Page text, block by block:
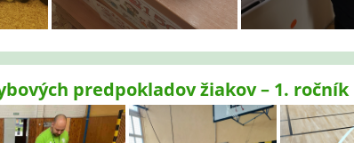
predpokladov žiakov – 1. ročník